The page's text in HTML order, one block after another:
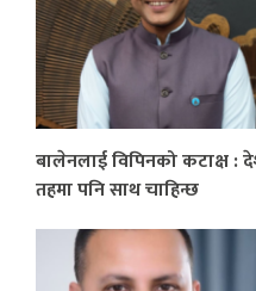
बालेनलाई विपिनको कटाक्ष :
तहमा पनि साथ चाहिन्छ